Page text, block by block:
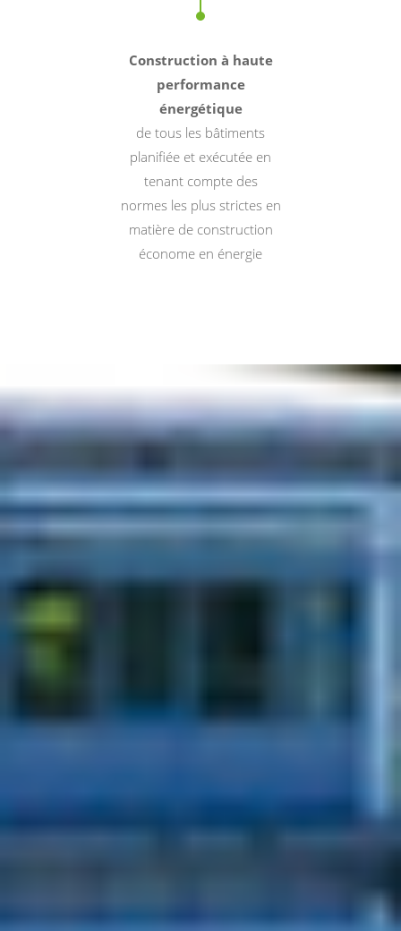
Construction à haute
performance
énergétique
de tous les bâtiments
planifiée et exécutée en
tenant compte des
normes les plus strictes en
matière de construction
économe en énergie